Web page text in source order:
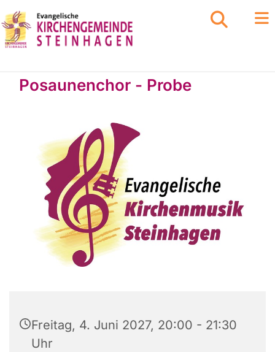
Posaunenchor - Probe
Freitag, 4. Juni 2027, 20:00 - 21:30
Uhr